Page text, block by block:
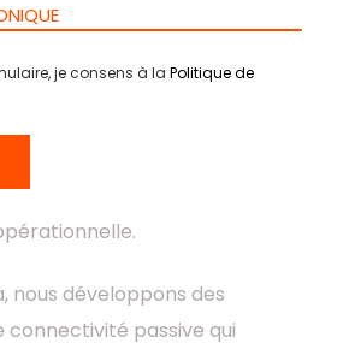
de nouvelles
besoin d’infrastructures
est devenu essentiel
la compétitivité et la
nous développons des
connectivité passive qui
je consens à la Politique de